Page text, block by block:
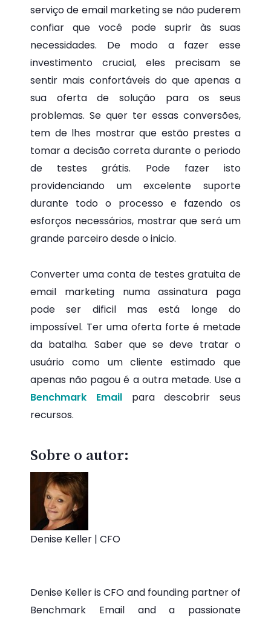
serviço de email marketing se não puderem
confiar que você pode suprir às suas
necessidades. De modo a fazer esse
investimento crucial, eles precisam se
sentir mais confortáveis do que apenas a
sua oferta de solução para os seus
problemas. Se quer ter essas conversões,
tem de lhes mostrar que estão prestes a
tomar a decisão correta durante o periodo
de testes grátis. Pode fazer isto
providenciando um excelente suporte
durante todo o processo e fazendo os
esforços necessários, mostrar que será um
grande parceiro desde o inicio.
Converter uma conta de testes gratuita de
email marketing numa assinatura paga
pode ser dificil mas está longe do
impossível. Ter uma oferta forte é metade
da batalha. Saber que se deve tratar o
usuário como um cliente estimado que
apenas não pagou é a outra metade. Use a
Benchmark Emailpara descobrir seus
recursos.
Sobre o autor:
Denise Keller | CFO
Denise Keller is CFO and founding partner of
Benchmark Email and a passionate